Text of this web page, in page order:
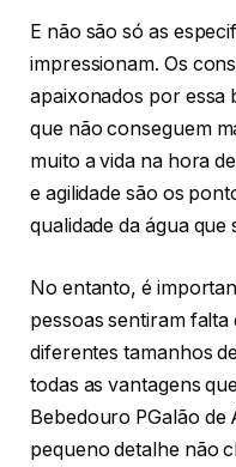
E não são só as
impressionam. Os
apaixonados por essa
que não conseguem
muito a vida na hora
e agilidade são os
qualidade da água
No entanto, é
pessoas sentiram
diferentes tamanhos
todas as vantagens
Bebedouro PGalão de
pequeno detalhe não